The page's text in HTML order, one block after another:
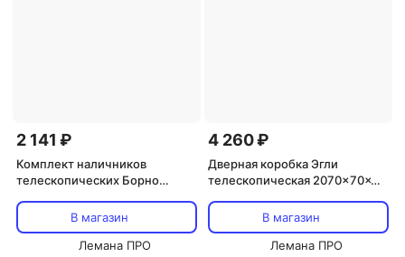
2 141 ₽
Комплект наличников
телескопических Борно
полипропилен цвет бежевый
(5 шт.)
В магазин
Лемана ПРО
4 260 ₽
Дверная коробка Эгли
телескопическая 2070x70x32
В магазин
Лемана ПРО